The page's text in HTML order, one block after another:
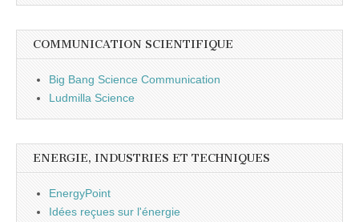
COMMUNICATION SCIENTIFIQUE
Big Bang Science Communication
Ludmilla Science
ENERGIE, INDUSTRIES ET TECHNIQUES
EnergyPoint
Idées reçues sur l'énergie